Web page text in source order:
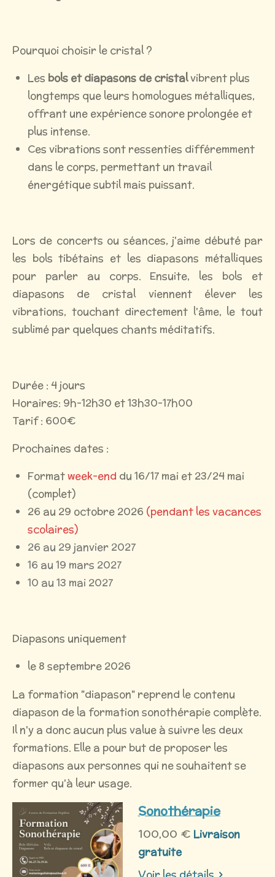
Pourquoi choisir le cristal ?
Les bols et diapasons de cristalvibrent plus
longtemps que leurs homologues métalliques,
offrant une expérience sonore prolongée et
plus intense.
Ces vibrations sont ressenties différemment
dans le corps, permettant un travail
énergétique subtil mais puissant.
Lors de concerts ou séances, j'aime débuté par
les bols tibétains et les diapasons métalliques
pour parler au corps. Ensuite, les bols et
diapasons de cristal viennent élever les
vibrations, touchant directement l'âme, le tout
sublimé par quelques chants méditatifs.
Durée : 4 jours
Horaires: 9h-12h30 et 13h30-17h00
Tarif : 600€
Prochaines dates :
Formatweek-end du 16/17 mai et 23/24 mai
(complet)
26 au 29 octobre 2026 (pendant les vacances
scolaires)
26 au 29 janvier 2027
16 au 19 mars 2027
10 au 13 mai 2027
Diapasons uniquement
le 8 septembre 2026
La formation "diapason" reprend le contenu
diapason de la formation sonothérapie complète.
Il n'y a donc aucun plus value à suivre les deux
formations. Elle a pour but de proposer les
diapasons aux personnes qui ne souhaitent se
former qu'à leur usage.
Sonothérapie
100,00 € Livraison
gratuite